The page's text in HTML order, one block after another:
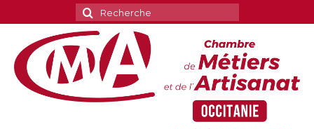
Rechercher
: